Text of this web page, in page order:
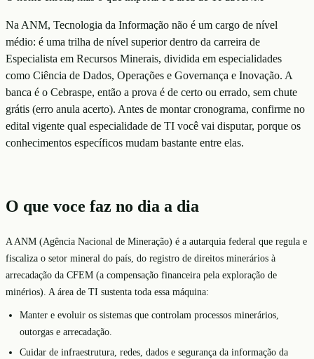
Na ANM, Tecnologia da Informação não é um cargo de nível
médio: é uma trilha de nível superior dentro da carreira de
Especialista em Recursos Minerais, dividida em especialidades
como Ciência de Dados, Operações e Governança e Inovação. A
banca é o Cebraspe, então a prova é de certo ou errado, sem chute
grátis (erro anula acerto). Antes de montar cronograma, confirme no
edital vigente qual especialidade de TI você vai disputar, porque os
conhecimentos específicos mudam bastante entre elas.
O que voce faz no dia a dia
A ANM (Agência Nacional de Mineração) é a autarquia federal que regula e
fiscaliza o setor mineral do país, do registro de direitos minerários à
arrecadação da CFEM (a compensação financeira pela exploração de
minérios). A área de TI sustenta toda essa máquina:
Manter e evoluir os sistemas que controlam processos minerários,
outorgas e arrecadação.
Cuidar de infraestrutura, redes, dados e segurança da informação da